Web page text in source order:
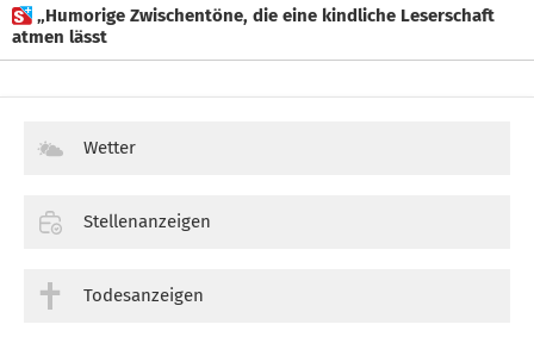
 „Humorige Zwischentöne, die eine kindliche Leserschaft
atmen lässt
Wetter
Stellenanzeigen
Todesanzeigen